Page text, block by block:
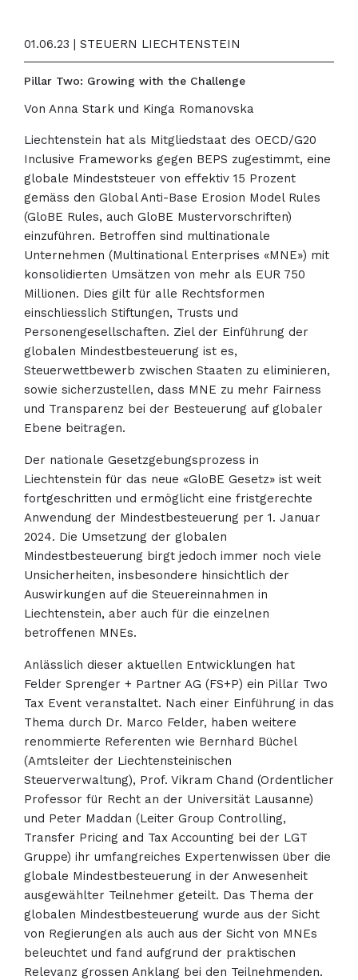
01.06.23 | STEUERN LIECHTENSTEIN
Pillar Two: Growing with the Challenge
Von Anna Stark und Kinga Romanovska
Liechtenstein hat als Mitgliedstaat des OECD/G20
Inclusive Frameworks gegen BEPS zugestimmt, eine
globale Mindeststeuer von effektiv 15 Prozent
gemäss den Global Anti-Base Erosion Model Rules
(GloBE Rules, auch GloBE Mustervorschriften)
einzuführen. Betroffen sind multinationale
Unternehmen (Multinational Enterprises «MNE») mit
konsolidierten Umsätzen von mehr als EUR 750
Millionen. Dies gilt für alle Rechtsformen
einschliesslich Stiftungen, Trusts und
Personengesellschaften. Ziel der Einführung der
globalen Mindestbesteuerung ist es,
Steuerwettbewerb zwischen Staaten zu eliminieren,
sowie sicherzustellen, dass MNE zu mehr Fairness
und Transparenz bei der Besteuerung auf globaler
Ebene beitragen.
Der nationale Gesetzgebungsprozess in
Liechtenstein für das neue «GloBE Gesetz» ist weit
fortgeschritten und ermöglicht eine fristgerechte
Anwendung der Mindestbesteuerung per 1. Januar
2024. Die Umsetzung der globalen
Mindestbesteuerung birgt jedoch immer noch viele
Unsicherheiten, insbesondere hinsichtlich der
Auswirkungen auf die Steuereinnahmen in
Liechtenstein, aber auch für die einzelnen
betroffenen MNEs.
Anlässlich dieser aktuellen Entwicklungen hat
Felder Sprenger + Partner AG (FS+P) ein Pillar Two
Tax Event veranstaltet. Nach einer Einführung in das
Thema durch Dr. Marco Felder, haben weitere
renommierte Referenten wie Bernhard Büchel
(Amtsleiter der Liechtensteinischen
Steuerverwaltung), Prof. Vikram Chand (Ordentlicher
Professor für Recht an der Universität Lausanne)
und Peter Maddan (Leiter Group Controlling,
Transfer Pricing and Tax Accounting bei der LGT
Gruppe) ihr umfangreiches Expertenwissen über die
globale Mindestbesteuerung in der Anwesenheit
ausgewählter Teilnehmer geteilt. Das Thema der
globalen Mindestbesteuerung wurde aus der Sicht
von Regierungen als auch aus der Sicht von MNEs
beleuchtet und fand aufgrund der praktischen
Relevanz grossen Anklang bei den Teilnehmenden.